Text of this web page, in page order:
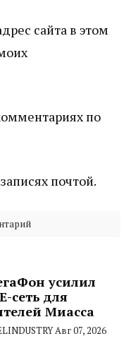
сайта в этом
по
почтой.
усилил
сеть для
Миасса
Авг 07, 2026